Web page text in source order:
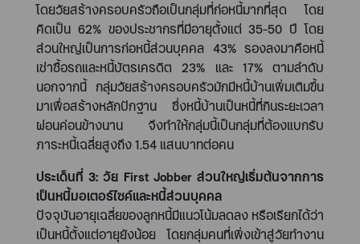
โดยวัยสร้างครอบครัวถือเป็นกลุ่มที่ก่อหนี้มากที่สุด โดย
คิดเป็น 62% ของประชากรที่มีอายุตั้งแต่35-50 ปี โดย
ส่วนใหญ่เป็นการก่อหนี้ส่วนบุคคล 43% รองลงมาคือหนี้
เช่าซื้อรถและหนี้บัตรเครดิต23% และ 17% ตามลำดับ
นอกจากนี้ กลุ่มวัยสร้างครอบครัวมักมีหนี้บ้านเพิ่มเติมขึ้น
มาเพื่อสร้างหลักปักฐาน ซึ่งหนี้บ้านเป็นหนี้ที่กินระยะเวลา
ผ่อนค่อนข้างนาน จึงทำให้กลุ่มนี้เป็นกลุ่มที่ต้องแบกรับ
ภาระหนี้เฉลี่ยสูงถึง 1.54 แสนบาทต่อคน
ประเด็นที่3:วัย First Jobberส่วนใหญ่เริ่มต้นจากการ
เป็นหนี้มอเตอร์ไซค์และหนี้ส่วนบุคคล
ปัจจุบันอายุเฉลี่ยของลูกหนี้มีแนวโน้มลดลง หรือเรียกได้ว่า
เป็นหนี้ตั้งแต่อายุยังน้อย โดยกลุ่มคนที่เพิ่งเข้าสู่วัยทำงาน